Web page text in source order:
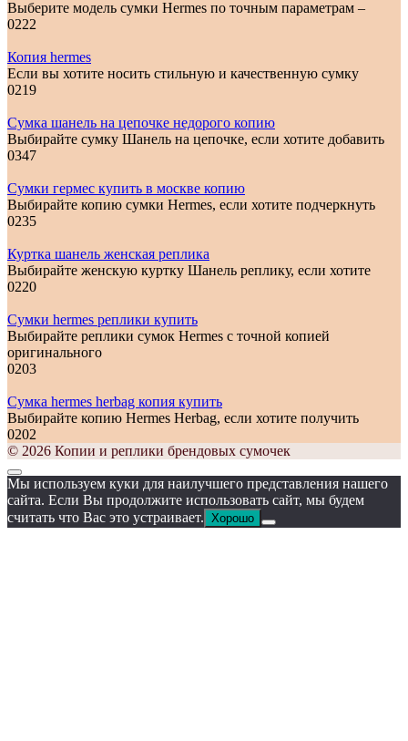
Выберите модель сумки Hermes по точным параметрам –
0222
Копия hermes
Если вы хотите носить стильную и качественную сумку
0219
Сумка шанель на цепочке недорого копию
Выбирайте сумку Шанель на цепочке, если хотите добавить
0347
Сумки гермес купить в москве копию
Выбирайте копию сумки Hermes, если хотите подчеркнуть
0235
Куртка шанель женская реплика
Выбирайте женскую куртку Шанель реплику, если хотите
0220
Сумки hermes реплики купить
Выбирайте реплики сумок Hermes с точной копией
оригинального
0203
Сумка hermes herbag копия купить
Выбирайте копию Hermes Herbag, если хотите получить
0202
© 2026 Копии и реплики брендовых сумочек
Мы используем куки для наилучшего представления нашего
сайта. Если Вы продолжите использовать сайт, мы будем
считать что Вас это устраивает. Хорошо